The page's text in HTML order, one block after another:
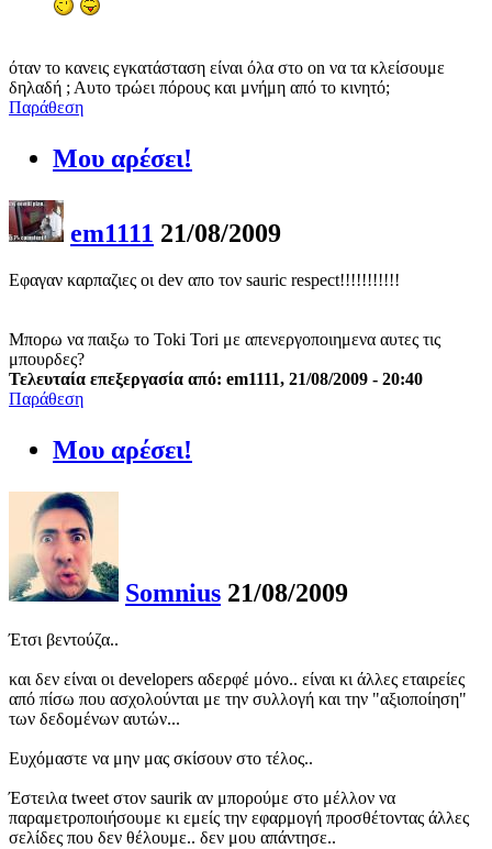
όταν το κανεις εγκατάσταση είναι όλα στο on να τα κλείσουμε
δηλαδή ; Αυτο τρώει πόρους και μνήμη από το κινητό;
Παράθεση
Μου αρέσει!
em1111 21/08/2009
Εφαγαν καρπαζιες οι dev απο τον sauric respect!!!!!!!!!!!
Μπορω να παιξω το Toki Tori με απενεργοποιημενα αυτες τις
μπουρδες?
Τελευταία επεξεργασία από: em1111, 21/08/2009 - 20:40
Παράθεση
Μου αρέσει!
Somnius 21/08/2009
Έτσι βεντούζα..
και δεν είναι οι developers αδερφέ μόνο.. είναι κι άλλες εταιρείες
από πίσω που ασχολούνται με την συλλογή και την "αξιοποίηση"
των δεδομένων αυτών...
Ευχόμαστε να μην μας σκίσουν στο τέλος..
Έστειλα tweet στον saurik αν μπορούμε στο μέλλον να
παραμετροποιήσουμε κι εμείς την εφαρμογή προσθέτοντας άλλες
σελίδες που δεν θέλουμε.. δεν μου απάντησε..